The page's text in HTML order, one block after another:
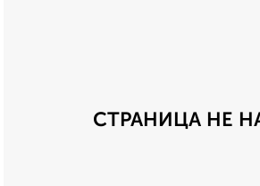
СТРАНИЦА НЕ